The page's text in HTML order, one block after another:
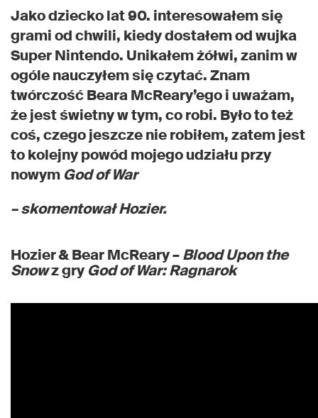
Jako dziecko lat 90. interesowałem się
grami od chwili, kiedy dostałem od wujka
Super Nintendo. Unikałem żółwi, zanim w
ogóle nauczyłem się czytać. Znam
twórczość Beara McReary’ego i uważam,
że jest świetny w tym, co robi. Było to też
coś, czego jeszcze nie robiłem, zatem jest
to kolejny powód mojego udziału przy
nowym God of War
– skomentował Hozier.
Hozier & Bear McReary –Blood Upon the
Snowz gry God of War: Ragnarok